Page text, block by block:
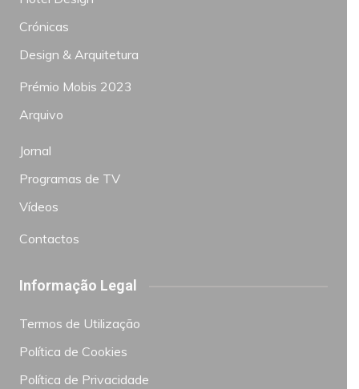
Crónicas
Design & Arquitetura
Prémio Mobis 2023
Arquivo
Jornal
Programas de TV
Vídeos
Contactos
Informação Legal
Termos de Utilização
Política de Cookies
Política de Privacidade